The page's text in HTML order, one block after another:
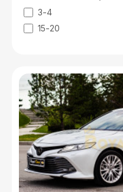
3-4
15-20